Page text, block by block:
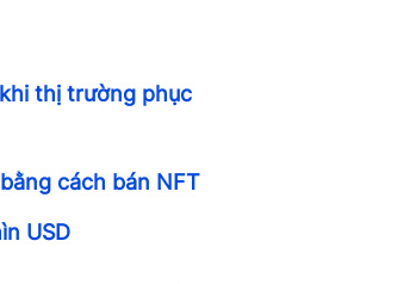
thị trường phục
cách bán NFT
USD